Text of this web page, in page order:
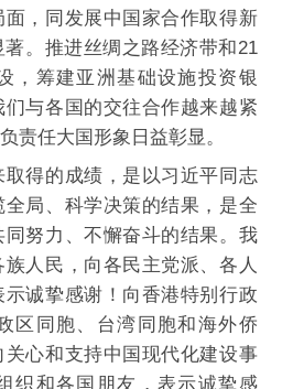
，同发展中国家合作取得新
。推进丝绸之路经济带和21
，筹建亚洲基础设施投资银
与各国的交往合作越来越紧
责任大国形象日益彰显。
得的成绩，是以习近平同志
局、科学决策的结果，是全
努力、不懈奋斗的结果。我
人民，向各民主党派、各人
诚挚感谢！向香港特别行政
区同胞、台湾同胞和海外侨
心和支持中国现代化建设事
织和各国朋友，表示诚挚感